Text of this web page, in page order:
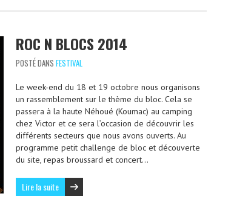
ROC N BLOCS 2014
POSTÉ DANS FESTIVAL
Le week-end du 18 et 19 octobre nous organisons
un rassemblement sur le thème du bloc. Cela se
passera à la haute Néhoué (Koumac) au camping
chez Victor et ce sera l’occasion de découvrir les
différents secteurs que nous avons ouverts. Au
programme petit challenge de bloc et découverte
du site, repas broussard et concert…
Lire la suite